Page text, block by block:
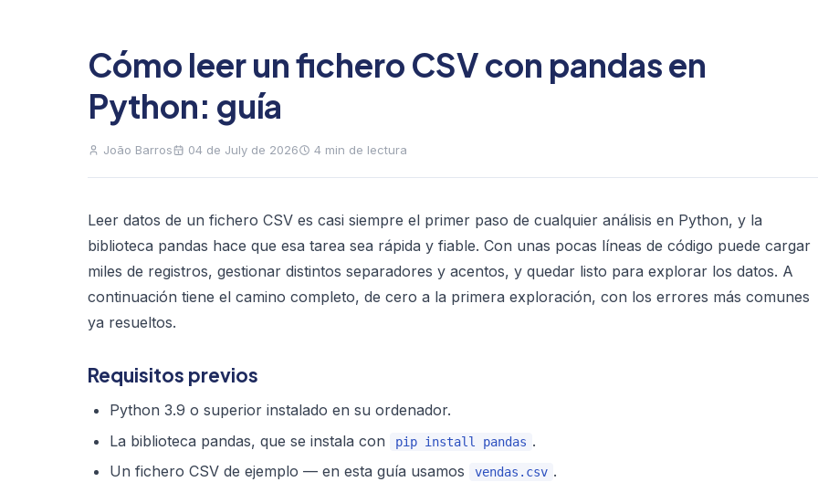
Cómo leer un fichero CSV con pandas en
Python: guía
João Barros 04 de July de 2026 4 min de lectura
Leer datos de un fichero CSV es casi siempre el primer paso de cualquier análisis en Python, y la
biblioteca pandas hace que esa tarea sea rápida y fiable. Con unas pocas líneas de código puede cargar
miles de registros, gestionar distintos separadores y acentos, y quedar listo para explorar los datos. A
continuación tiene el camino completo, de cero a la primera exploración, con los errores más comunes
ya resueltos.
Requisitos previos
Python 3.9 o superior instalado en su ordenador.
La biblioteca pandas, que se instala con
pip install pandas .
Un fichero CSV de ejemplo — en esta guía usamos
vendas.csv .